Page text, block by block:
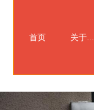
首页 关于我们